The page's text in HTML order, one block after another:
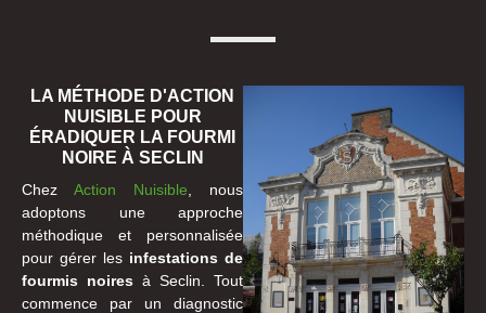
LA MÉTHODE D'ACTION
NUISIBLE POUR
ÉRADIQUER LA FOURMI
NOIRE À SECLIN
Chez Action Nuisible , nous
adoptons une approche
méthodique et personnalisée
pour gérer les infestations de
fourmis noires à Seclin. Tout
commence par un diagnostic